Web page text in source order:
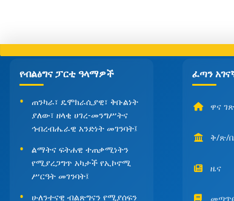
የብልፅግና ፓርቲ ዓላማዎች
ጠንካራ፣ ዴሞክራሲያዊ፣ ቅቡልነት
ያለው፣ ዘላቂ ሀገረ-መንግሥትና
ኅብረብሔራዊ አንድነት መገንባት፤
ልማትና ፍትሐዊ ተጠቃሚነትን
የሚያረጋግጥ አካታች የኢኮኖሚ
ሥርዓት መገንባት፤
ሁለንተናዊ ብልጽግናን የሚያሰፍን
ፈጣን
ዋና ገጽ
ቅ/ጽ/
ዜና